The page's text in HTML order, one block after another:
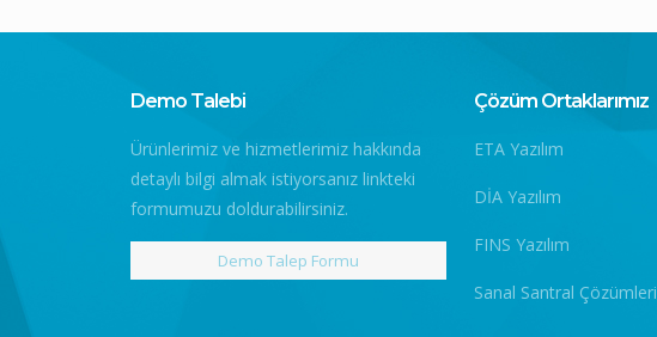
Demo Talebi
Ürünlerimiz ve hizmetlerimiz hakkında
detaylı bilgi almak istiyorsanız linkteki
formumuzu doldurabilirsiniz.
Demo Talep Formu
Çözüm Ortaklarımız
ETA Yazılım
DİA Yazılım
FINS Yazılım
Sanal Santral Çözümleri